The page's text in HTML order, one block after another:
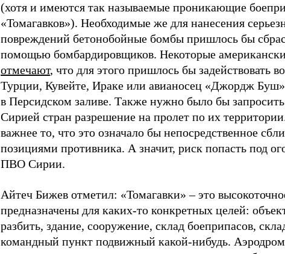
(хотя и имеются так называемые проникающие
«Томагавков»). Необходимые же для нанесения
повреждений бетонобойные бомбы пришлось бы
помощью бомбардировщиков. Некоторые
отмечают, что для этого пришлось бы задействовать
Турции, Кувейте, Ираке или авианосец «Джордж
в Персидском заливе. Также нужно было бы
Сирией стран разрешение на пролет по их
важнее то, что это означало бы непосредственное
позициями противника. А значит, риск попасть под
ПВО Сирии.
Айтеч Бижев отметил: «Томагавки» – это
предназначены для каких-то конкретных целей:
разбить, здание, сооружение, склад боеприпасов,
командный пункт подвижный какой-нибудь.